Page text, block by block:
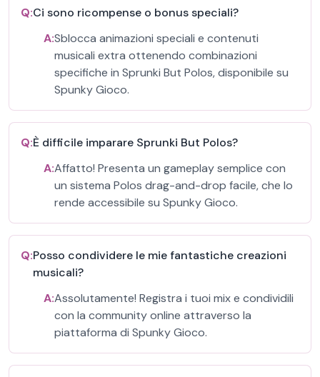
Q:Ci sono ricompense o bonus speciali?
A:Sblocca animazioni speciali e contenuti
musicali extra ottenendo combinazioni
specifiche in Sprunki But Polos, disponibile su
Spunky Gioco.
Q:È difficile imparare Sprunki But Polos?
A:Affatto! Presenta un gameplay semplice con
un sistema Polos drag-and-drop facile, che lo
rende accessibile su Spunky Gioco.
Q:Posso condividere le mie fantastiche creazioni
musicali?
A:Assolutamente! Registra i tuoi mix e condividili
con la community online attraverso la
piattaforma di Spunky Gioco.